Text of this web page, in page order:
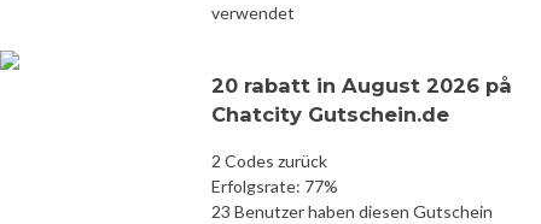
verwendet
20 rabatt in August 2026 på
Chatcity Gutschein.de
2 Codes zurück
Erfolgsrate: 77%
23 Benutzer haben diesen Gutschein